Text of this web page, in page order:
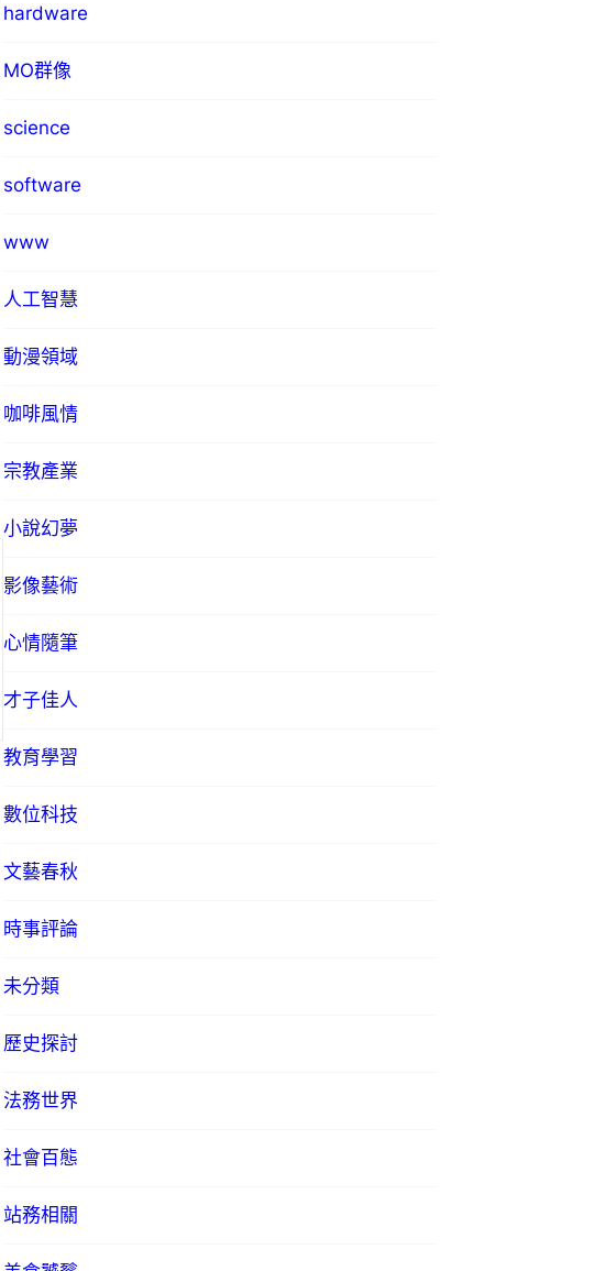
hardware
MO群像
science
software
www
人工智慧
動漫領域
咖啡風情
宗教產業
小說幻夢
影像藝術
心情隨筆
才子佳人
教育學習
數位科技
文藝春秋
時事評論
未分類
歷史探討
法務世界
社會百態
站務相關